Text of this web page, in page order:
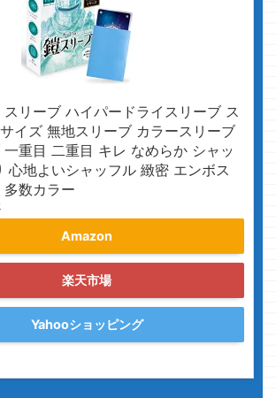
スリーブ ハイパードライスリーブ ス
イズ 無地スリーブ カラースリーブ
重目 二重目 キレ なめらか シャッ
心地よいシャッフル 緻密 エンボス
数カラー
Amazon
楽天市場
Yahooショッピング